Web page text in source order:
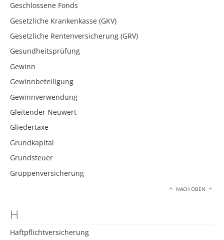
Geschlossene Fonds
Gesetzliche Krankenkasse (GKV)
Gesetzliche Rentenversicherung (GRV)
Gesundheitsprüfung
Gewinn
Gewinnbeteiligung
Gewinnverwendung
Gleitender Neuwert
Gliedertaxe
Grundkapital
Grundsteuer
Gruppenversicherung
NACH OBEN
H
Haftpflichtversicherung